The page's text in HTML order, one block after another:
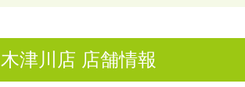
木津川店 店舗情報